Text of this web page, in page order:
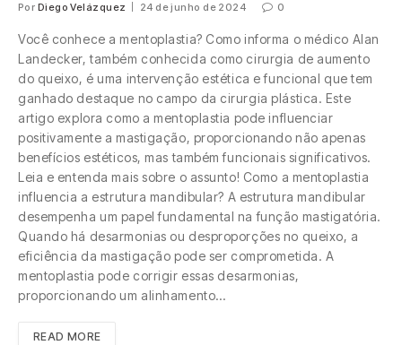
Por Diego Velázquez 24 de junho de 2024 0
Você conhece a mentoplastia? Como informa o médico Alan
Landecker, também conhecida como cirurgia de aumento
do queixo, é uma intervenção estética e funcional que tem
ganhado destaque no campo da cirurgia plástica. Este
artigo explora como a mentoplastia pode influenciar
positivamente a mastigação, proporcionando não apenas
benefícios estéticos, mas também funcionais significativos.
Leia e entenda mais sobre o assunto! Como a mentoplastia
influencia a estrutura mandibular? A estrutura mandibular
desempenha um papel fundamental na função mastigatória.
Quando há desarmonias ou desproporções no queixo, a
eficiência da mastigação pode ser comprometida. A
mentoplastia pode corrigir essas desarmonias,
proporcionando um alinhamento…
READ MORE